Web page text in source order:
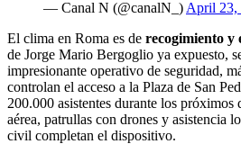
— Canal N (@canalN_) April 23,
El clima en Roma es de recogimiento y
de Jorge Mario Bergoglio ya expuesto,
impresionante operativo de seguridad,
controlan el acceso a la Plaza de San
200.000 asistentes durante los
aérea, patrullas con drones y asistencia
civil completan el dispositivo.